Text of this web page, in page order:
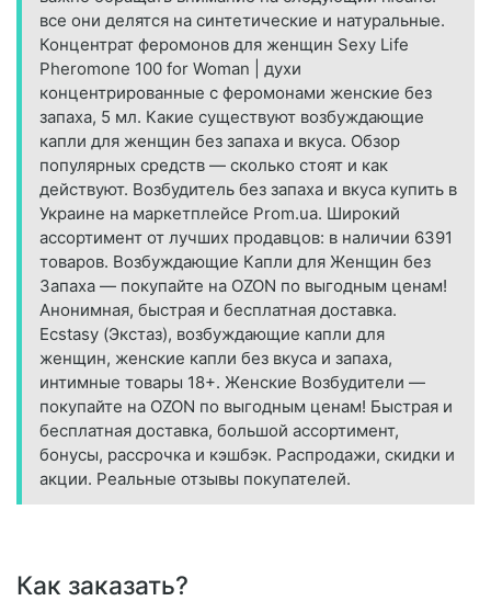
все они делятся на синтетические и натуральные.
Концентрат феромонов для женщин Sexy Life
Pheromone 100 for Woman | духи
концентрированные с феромонами женские без
запаха, 5 мл. Какие существуют возбуждающие
капли для женщин без запаха и вкуса. Обзор
популярных средств — сколько стоят и как
действуют. Возбудитель без запаха и вкуса купить в
Украине на маркетплейсе Prom.ua. Широкий
ассортимент от лучших продавцов: в наличии 6391
товаров. Возбуждающие Капли для Женщин без
Запаха — покупайте на OZON по выгодным ценам!
Анонимная, быстрая и бесплатная доставка.
Ecstasy (Экстаз), возбуждающие капли для
женщин, женские капли без вкуса и запаха,
интимные товары 18+. Женские Возбудители —
покупайте на OZON по выгодным ценам! Быстрая и
бесплатная доставка, большой ассортимент,
бонусы, рассрочка и кэшбэк. Распродажи, скидки и
акции. Реальные отзывы покупателей.
Как заказать?